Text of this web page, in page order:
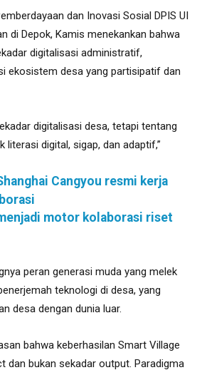
dan Inovasi Sosial DPIS UI
di Depok, Kamis menekankan bahwa
digitalisasi administratif,
ekosistem desa yang partisipatif dan
digitalisasi desa, tetapi tentang
literasi digital, sigap, dan adaptif,”
Cangyou resmi kerja
motor kolaborasi riset
peran generasi muda yang melek
teknologi di desa, yang
desa dengan dunia luar.
bahwa keberhasilan Smart Village
dan bukan sekadar output. Paradigma